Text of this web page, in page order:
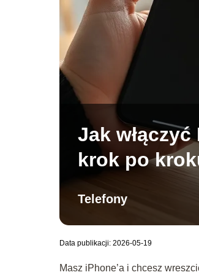
Jak
krok po
Telefony
Data publikacji: 2026-05-19
Masz iPhone’a i chcesz